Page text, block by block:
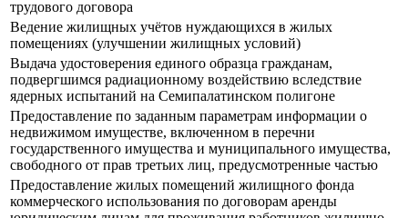
трудового договора
Ведение жилищных учётов нуждающихся в жилых
помещениях (улучшении жилищных условий)
Выдача удостоверения единого образца гражданам,
подвергшимся радиационному воздействию вследствие
ядерных испытаний на Семипалатинском полигоне
Предоставление по заданным параметрам информации о
недвижимом имуществе, включенном в перечни
государственного имущества и муниципального имущества,
свободного от прав третьих лиц, предусмотренные частью
Предоставление жилых помещений жилищного фонда
коммерческого использования по договорам аренды